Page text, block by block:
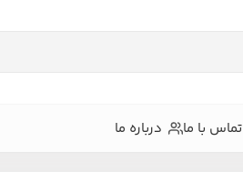
تماس با ما درباره ما